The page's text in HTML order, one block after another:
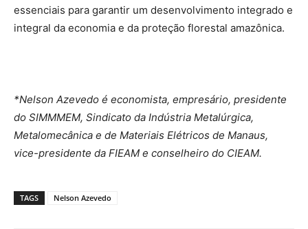
essenciais para garantir um desenvolvimento integrado e
integral da economia e da proteção florestal amazônica.
*Nelson Azevedo é economista, empresário, presidente
do SIMMMEM, Sindicato da Indústria Metalúrgica,
Metalomecânica e de Materiais Elétricos de Manaus,
vice-presidente da FIEAM e conselheiro do CIEAM.
TAGS Nelson Azevedo